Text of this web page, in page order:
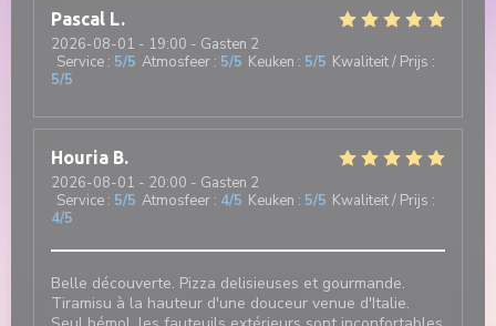
Pascal L
2026-08-01 - 19:00 - Gasten 2
Service : 5/5 Atmosfeer : 5/5 Keuken : 5/5 Kwaliteit / Prijs :
5/5
Houria B
2026-08-01 - 20:00 - Gasten 2
Service : 5/5 Atmosfeer : 4/5 Keuken : 5/5 Kwaliteit / Prijs :
4/5
Belle découverte. Pizza delisieuses et gourmande.
Tiramisu à la hauteur d'une douceur venue d'Italie.